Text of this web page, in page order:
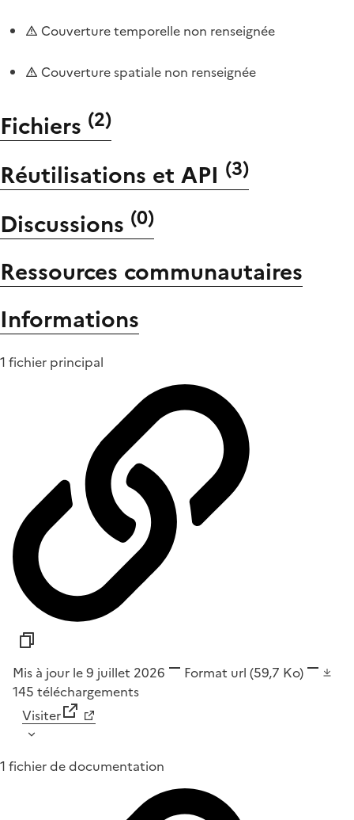
Couverture temporelle non renseignée
Couverture spatiale non renseignée
Fichiers (2)
Réutilisations et API (3)
Discussions (0)
Ressources communautaires
Informations
1 fichier principal
Mis à jour le 9 juillet 2026 Format url (59,7 Ko)
145 téléchargements
Visiter
1 fichier de documentation